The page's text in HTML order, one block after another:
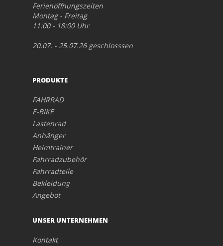
Ferienöffnungszeiten
Montag - Freitag
11:00 - 18:00 Uhr
20.07. - 25.07.26 geschlosssen
PRODUKTE
FAHRRAD
E-BIKE
Lastenrad
Anhänger
Heimtrainer
Fahrradzubehör
Fahrradteile
Bekleidung
Angebot
UNSER UNTERNEHMEN
Kontakt